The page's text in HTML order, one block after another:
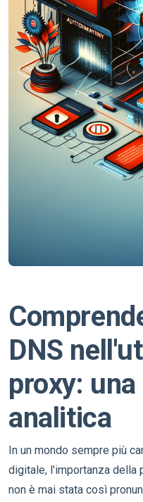
DNS
proxy:
analitica
In un mondo sempre più
digitale, l'importanza della
non è mai stata così